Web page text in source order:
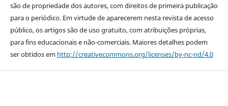
são de propriedade dos autores, com direitos de primeira publicação
para o periódico. Em virtude de aparecerem nesta revista de acesso
público, os artigos são de uso gratuito, com atribuições próprias,
para fins educacionais e não-comerciais. Maiores detalhes podem
ser obtidos em http://creativecommons.org/licenses/by-nc-nd/4.0